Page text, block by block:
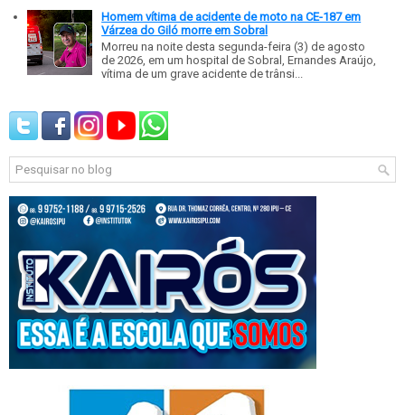
Homem vítima de acidente de moto na CE-187 em
Várzea do Giló morre em Sobral
Morreu na noite desta segunda-feira (3) de agosto
de 2026, em um hospital de Sobral, Ernandes Araújo,
vítima de um grave acidente de trânsi...